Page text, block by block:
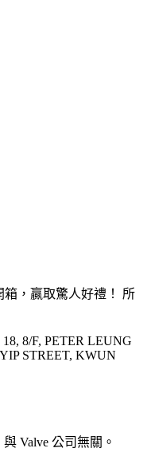
箱，贏取驚人好禮！ 所
8/F, PETER LEUNG
STREET, KWUN
Valve 公司無關。